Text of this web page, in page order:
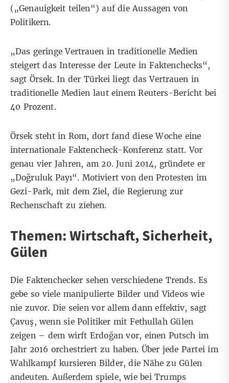
(„Genauigkeit teilen“) auf die Aussagen von
Politikern.
„Das geringe Vertrauen in traditionelle Medien
steigert das Interesse der Leute in Faktenchecks“,
sagt Örsek. In der Türkei liegt das Vertrauen in
traditionelle Medien laut einemReuters-Berichtbei
40 Prozent.
Örsek steht in Rom, dort fand diese Woche eine
internationale Faktencheck-Konferenz statt. Vor
genau vier Jahren, am 20. Juni 2014, gründete er
„Doğruluk Payı“. Motiviert von den Protesten im
Gezi-Park, mit dem Ziel, die Regierung zur
Rechenschaft zu ziehen.
Themen: Wirtschaft, Sicherheit,
Gülen
Die Faktenchecker sehen verschiedene Trends. Es
gebe so viele manipulierte Bilder und Videos wie
nie zuvor. Die seien vor allem dann effektiv, sagt
Çavuş, wenn sie Politiker mit Fethullah Gülen
zeigen – dem wirft Erdoğan vor, einen Putsch im
Jahr 2016 orchestriert zu haben. Über jede Partei im
Wahlkampf kursieren Bilder, die Nähe zu Gülen
andeuten. Außerdem spiele, wie bei Trumps